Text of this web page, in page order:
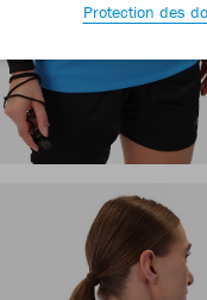
Protection des